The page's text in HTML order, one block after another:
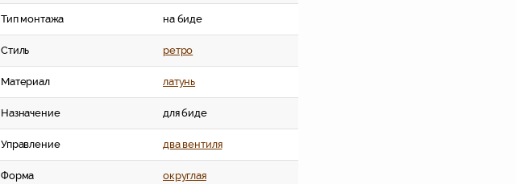
Тип монтажа на биде
Стиль ретро
Материал латунь
Назначение для биде
Управление два вентиля
Форма округлая